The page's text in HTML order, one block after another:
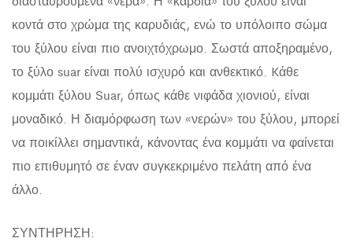
κοντά στο χρώμα της καρυδιάς, ενώ το υπόλοιπο σώμα
του ξύλου είναι πιο ανοιχτόχρωμο. Σωστά αποξηραμένο,
το ξύλο suar είναι πολύ ισχυρό και ανθεκτικό. Kάθε
κομμάτι ξύλου Suar, όπως κάθε νιφάδα χιονιού, είναι
μοναδικό. Η διαμόρφωση των «νερών» του ξύλου, μπορεί
να ποικίλλει σημαντικά, κάνοντας ένα κομμάτι να φαίνεται
πιο επιθυμητό σε έναν συγκεκριμένο πελάτη από ένα
άλλο.
ΣΥΝΤΗΡΗΣΗ: